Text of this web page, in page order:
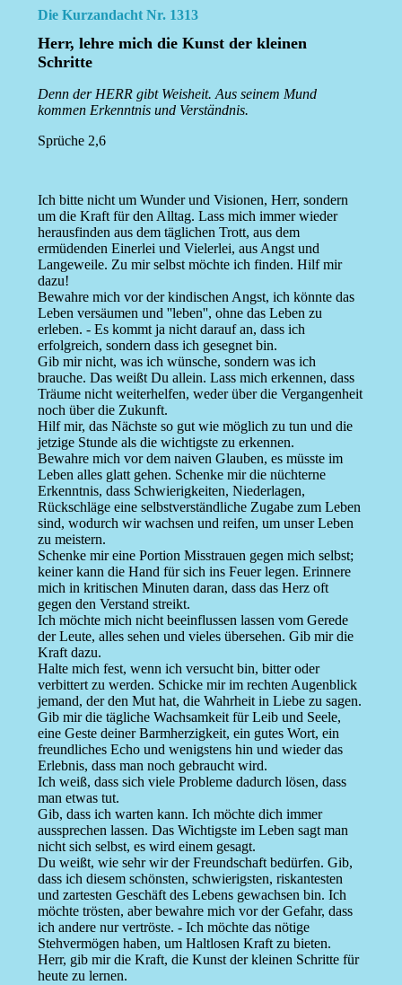
Die Kurzandacht Nr. 1313
Herr, lehre mich die Kunst der kleinen
Schritte
Denn der HERR gibt Weisheit. Aus seinem Mund
kommen Erkenntnis und Verständnis.
Sprüche 2,6
Ich bitte nicht um Wunder und Visionen, Herr, sondern
um die Kraft für den Alltag. Lass mich immer wieder
herausfinden aus dem täglichen Trott, aus dem
ermüdenden Einerlei und Vielerlei, aus Angst und
Langeweile. Zu mir selbst möchte ich finden. Hilf mir
dazu!
Bewahre mich vor der kindischen Angst, ich könnte das
Leben versäumen und ''leben'', ohne das Leben zu
erleben. - Es kommt ja nicht darauf an, dass ich
erfolgreich, sondern dass ich gesegnet bin.
Gib mir nicht, was ich wünsche, sondern was ich
brauche. Das weißt Du allein. Lass mich erkennen, dass
Träume nicht weiterhelfen, weder über die Vergangenheit
noch über die Zukunft.
Hilf mir, das Nächste so gut wie möglich zu tun und die
jetzige Stunde als die wichtigste zu erkennen.
Bewahre mich vor dem naiven Glauben, es müsste im
Leben alles glatt gehen. Schenke mir die nüchterne
Erkenntnis, dass Schwierigkeiten, Niederlagen,
Rückschläge eine selbstverständliche Zugabe zum Leben
sind, wodurch wir wachsen und reifen, um unser Leben
zu meistern.
Schenke mir eine Portion Misstrauen gegen mich selbst;
keiner kann die Hand für sich ins Feuer legen. Erinnere
mich in kritischen Minuten daran, dass das Herz oft
gegen den Verstand streikt.
Ich möchte mich nicht beeinflussen lassen vom Gerede
der Leute, alles sehen und vieles übersehen. Gib mir die
Kraft dazu.
Halte mich fest, wenn ich versucht bin, bitter oder
verbittert zu werden. Schicke mir im rechten Augenblick
jemand, der den Mut hat, die Wahrheit in Liebe zu sagen.
Gib mir die tägliche Wachsamkeit für Leib und Seele,
eine Geste deiner Barmherzigkeit, ein gutes Wort, ein
freundliches Echo und wenigstens hin und wieder das
Erlebnis, dass man noch gebraucht wird.
Ich weiß, dass sich viele Probleme dadurch lösen, dass
man etwas tut.
Gib, dass ich warten kann. Ich möchte dich immer
aussprechen lassen. Das Wichtigste im Leben sagt man
nicht sich selbst, es wird einem gesagt.
Du weißt, wie sehr wir der Freundschaft bedürfen. Gib,
dass ich diesem schönsten, schwierigsten, riskantesten
und zartesten Geschäft des Lebens gewachsen bin. Ich
möchte trösten, aber bewahre mich vor der Gefahr, dass
ich andere nur vertröste. - Ich möchte das nötige
Stehvermögen haben, um Haltlosen Kraft zu bieten.
Herr, gib mir die Kraft, die Kunst der kleinen Schritte für
heute zu lernen.